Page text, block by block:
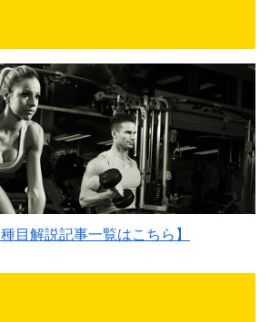
種目解説記事一覧はこちら】